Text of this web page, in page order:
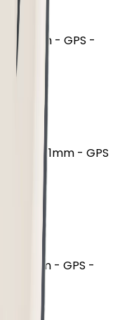
- 45mm - GPS -
- 41mm - GPS
- 45mm - GPS -